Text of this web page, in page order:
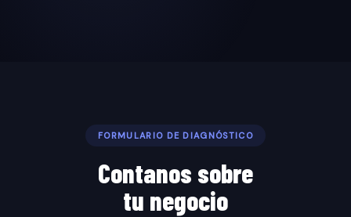
FORMULARIO DE DIAGNÓSTICO
Contanos sobre
tu negocio